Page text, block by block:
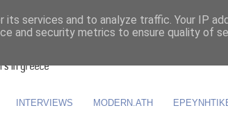
INTERVIEWS MODERN.ATH
services and to analyze traffic. Your IP
and security metrics to ensure quality of